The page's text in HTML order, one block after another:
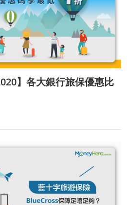
】各大銀行旅保優惠比